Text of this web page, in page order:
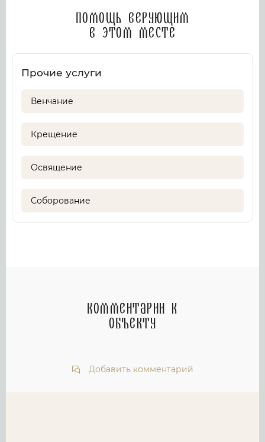
Помощь верующим
в этом месте
Прочие услуги
Венчание
Крещение
Освящение
Соборование
Комментарии к
объекту
Добавить комментарий